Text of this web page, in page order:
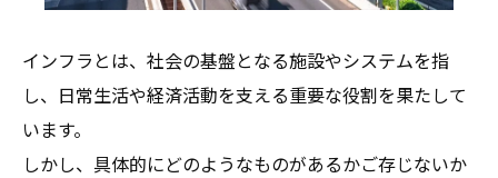
インフラとは、社会の基盤となる施設やシステムを指
し、日常生活や経済活動を支える重要な役割を果たして
います。
しかし、具体的にどのようなものがあるかご存じないか